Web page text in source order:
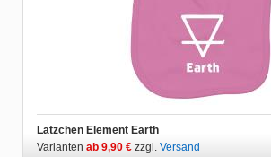
Lätzchen Element Earth
Varianten ab 9,90 € zzgl. Versand